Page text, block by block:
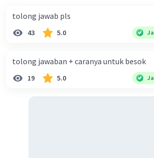
Caranya aku taro dilampiran yaaa
tolong jawab pls
43 5.0
tolong jawaban + caranya untuk besok
19 5.0